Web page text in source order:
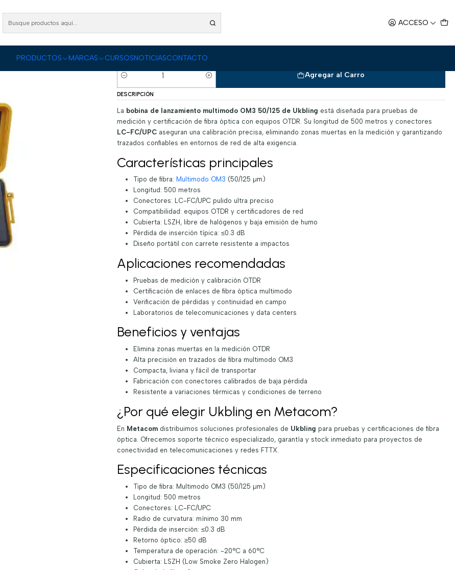
ACCESO
PRODUCTOS MARCAS CURSOSNOTICIASCONTACTO
Bobina Lanzamiento Multimodo OM3 5 0/125 500m
LC-FC/UPC
|
Cantidad
Agregar al Carro
DESCRIPCIÓN
La bobina de lanzamiento multimodo OM3 50/125 de Ukbling está diseñada para pruebas de
medición y certificación de fibra óptica con equipos OTDR. Su longitud de 500 metros y conectores
LC-FC/UPCaseguran una calibración precisa, eliminando zonas muertas en la medición y garantizando
trazados confiables en entornos de red de alta exigencia.
Características principales
Tipo de fibra: Multimodo OM3 (50/125 µm)
Longitud: 500 metros
Conectores: LC-FC/UPC pulido ultra preciso
Compatibilidad: equipos OTDR y certificadores de red
Cubierta: LSZH, libre de halógenos y baja emisión de humo
Pérdida de inserción típica: ≤0.3 dB
Diseño portátil con carrete resistente a impactos
Aplicaciones recomendadas
Pruebas de medición y calibración OTDR
Certificación de enlaces de fibra óptica multimodo
Verificación de pérdidas y continuidad en campo
Laboratorios de telecomunicaciones y data centers
Beneficios y ventajas
Elimina zonas muertas en la medición OTDR
Alta precisión en trazados de fibra multimodo OM3
Compacta, liviana y fácil de transportar
Fabricación con conectores calibrados de baja pérdida
Resistente a variaciones térmicas y condiciones de terreno
¿Por qué elegir Ukbling en Metacom?
En Metacomdistribuimos soluciones profesionales de Ukbling para pruebas y certificaciones de fibra
óptica. Ofrecemos soporte técnico especializado, garantía y stock inmediato para proyectos de
conectividad en telecomunicaciones y redes FTTX.
Especificaciones técnicas
Tipo de fibra: Multimodo OM3 (50/125 µm)
Longitud: 500 metros
Conectores: LC-FC/UPC
Radio de curvatura: mínimo 30 mm
Pérdida de inserción: ≤0.3 dB
Retorno óptico: ≥50 dB
Temperatura de operación: -20°C a 60°C
Cubierta: LSZH (Low Smoke Zero Halogen)